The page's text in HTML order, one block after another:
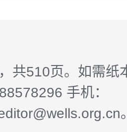
共510页。如需纸
手机：
。